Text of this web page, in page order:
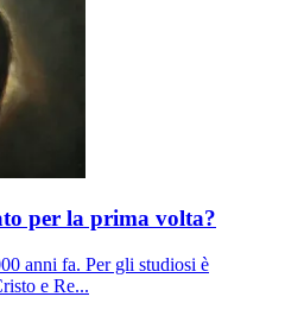
per la prima volta?
anni fa. Per gli studiosi è
e Re...